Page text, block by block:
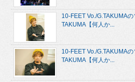
10-FEET Vo./G.TAKUMAの
TAKUMA【何人か...
10-FEET Vo./G.TAKUMAの
TAKUMA【何人か...